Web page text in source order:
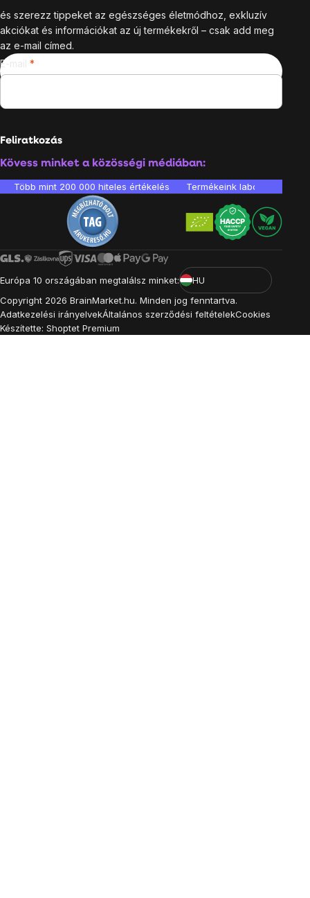
és szerezz tippeket az egészséges életmódhoz, exkluzív
akciókat és információkat az új termékekről – csak add meg
az e-mail címed.
E-mail
Feliratkozás
Kövess minket a közösségi médiában:
Több mint 200 000 hiteles értékelés Termékeink
Európa 10 országában megtalálsz minket:
HU
Copyright 2026 BrainMarket.hu. Minden jog fenntartva.
Adatkezelési irányelvekÁltalános szerződési feltételekCookies
Készítette: Shoptet Premium